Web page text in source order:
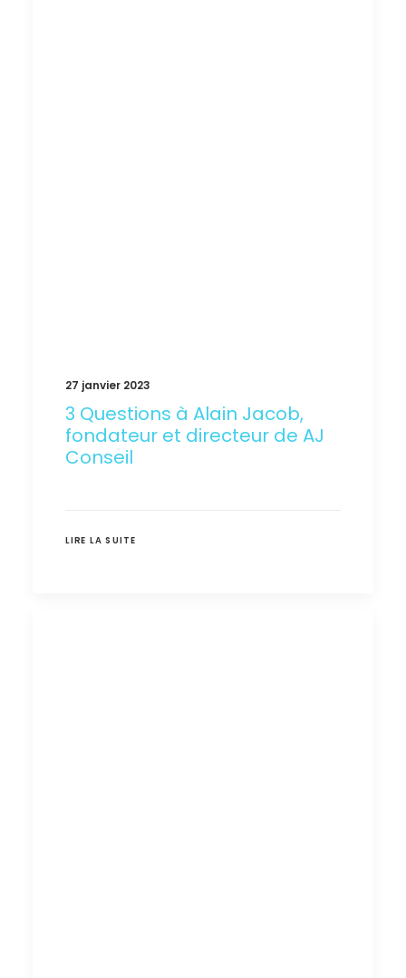
27 janvier 2023
3 Questions à Alain Jacob,
fondateur et directeur de AJ
Conseil
LIRE LA SUITE